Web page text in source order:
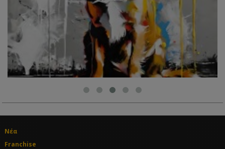
Νέα
Franchise